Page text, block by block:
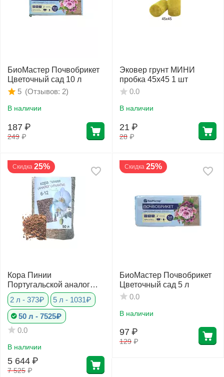
БиоМастер Почвобрикет
Цветочный сад 10 л
(Отзывов: 2)
5
В наличии
249 ₽
187 ₽
Эковер грунт МИНИ
пробка 45х45 1 шт
0.0
В наличии
28 ₽
21 ₽
Скидка 25%
Кора Пинии
Португальской аналог
Орхиаты 6-12 мм
2 л - 373₽
5 л - 1031₽
50 л - 7525₽
0.0
В наличии
7 525 ₽
5 644 ₽
Скидка 25%
БиоМастер Почвобрикет
Цветочный сад 5 л
0.0
В наличии
129 ₽
97 ₽